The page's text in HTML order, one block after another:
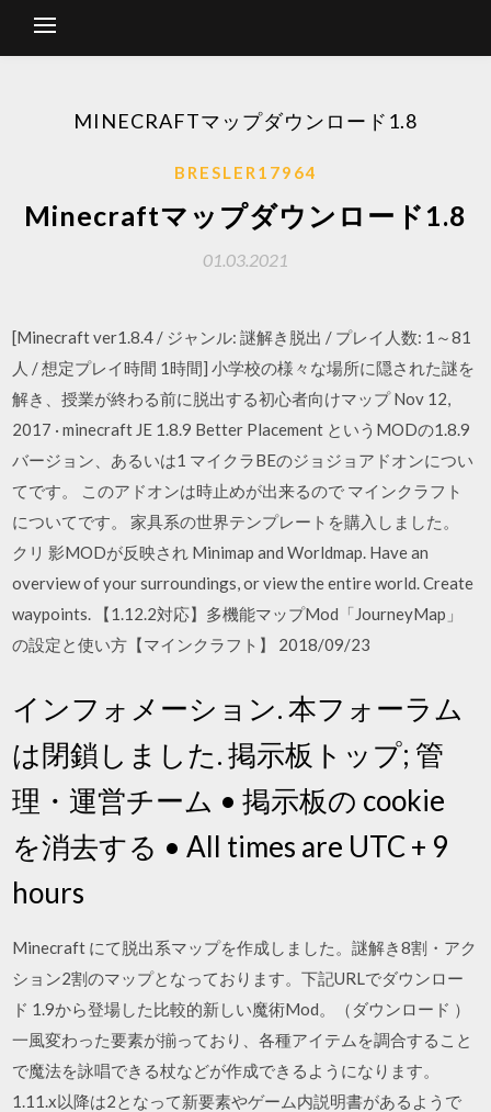
MINECRAFTマップダウンロード1.8
BRESLER17964
Minecraftマップダウンロード1.8
01.03.2021
[Minecraft ver1.8.4 / ジャンル: 謎解き脱出 / プレイ人数: 1～81
人 / 想定プレイ時間 1時間] 小学校の様々な場所に隠された謎を
解き、授業が終わる前に脱出する初心者向けマップ Nov 12,
2017 · minecraft JE 1.8.9 Better Placement というMODの1.8.9
バージョン、あるいは1 マイクラBEのジョジョアドオンについ
てです。 このアドオンは時止めが出来るので マインクラフト
についてです。 家具系の世界テンプレートを購入しました。
クリ 影MODが反映され Minimap and Worldmap. Have an
overview of your surroundings, or view the entire world. Create
waypoints. 【1.12.2対応】多機能マップMod「JourneyMap」
の設定と使い方【マインクラフト】 2018/09/23
インフォメーション. 本フォーラム
は閉鎖しました. 掲示板トップ; 管
理・運営チーム • 掲示板の cookie
を消去する • All times are UTC + 9
hours
Minecraft にて脱出系マップを作成しました。謎解き8割・アク
ション2割のマップとなっております。下記URLでダウンロー
ド 1.9から登場した比較的新しい魔術Mod。（ダウンロード ）
一風変わった要素が揃っており、各種アイテムを調合すること
で魔法を詠唱できる杖などが作成できるようになります。
1.11.x以降は2となって新要素やゲーム内説明書があるようで